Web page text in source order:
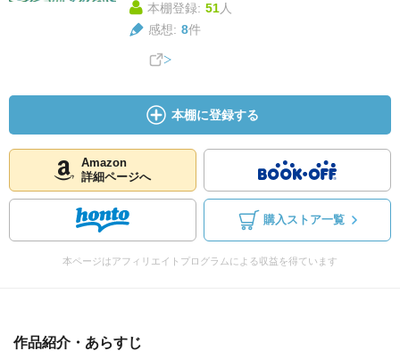
本棚登録: 51人
感想: 8件
本棚に登録する
Amazon
詳細ページへ
購入ストア一覧
本ページはアフィリエイトプログラムによる収益を得ています
作品紹介・あらすじ